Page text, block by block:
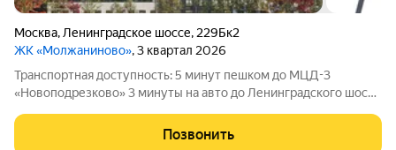
Москва, Ленинградское шоссе, 229Бк2
ЖК «Молжаниново», 3 квартал 2026
Транспортная доступность: 5 минут пешком до МЦД-3
«Новоподрезково» 3 минуты на авто до Ленинградского шоссе
федеральные сетевые аптеки, маркетплейсы (ПВЗ) и
продуктовые ритейлеры. Это является магнитом
Позвонить